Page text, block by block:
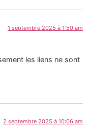
1 septembre 2025 à 1:50 am
les liens ne sont
2 septembre 2025 à 10:06 am